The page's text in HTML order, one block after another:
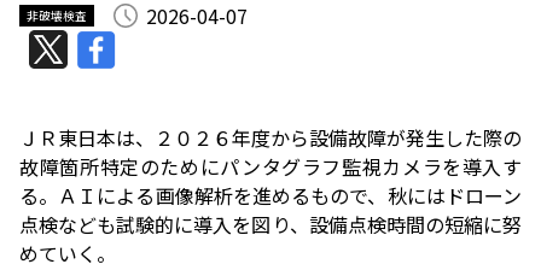
非破壊検査 2026-04-07
ＪＲ東日本は、２０２６年度から設備故障が発生した際の
故障箇所特定のためにパンタグラフ監視カメラを導入す
る。ＡＩによる画像解析を進めるもので、秋にはドローン
点検なども試験的に導入を図り、設備点検時間の短縮に努
めていく。